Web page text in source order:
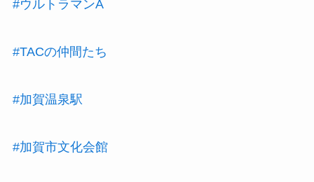
#ウルトラマンA
#TACの仲間たち
#加賀温泉駅
#加賀市文化会館